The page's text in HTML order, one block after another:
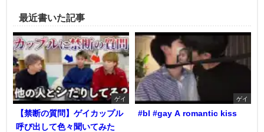
最近書いた記事
ゲイ
【禁断の質問】ゲイカップル
呼び出して色々聞いてみた
ゲイ
#bl #gay A romantic kiss